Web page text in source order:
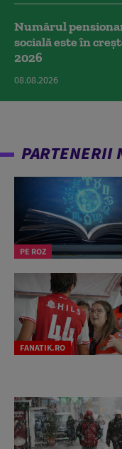
Numărul
socială este în
2026
08.08.2026
PARTENERII
PE ROZ
FANATIK.RO